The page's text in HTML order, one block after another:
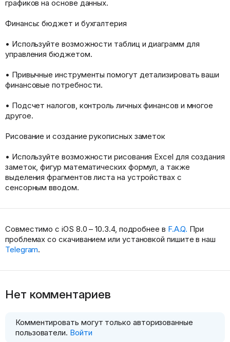
графиков на основе данных.
Финансы: бюджет и бухгалтерия
• Используйте возможности таблиц и диаграмм для
управления бюджетом.
• Привычные инструменты помогут детализировать ваши
финансовые потребности.
• Подсчет налогов, контроль личных финансов и многое
другое.
Рисование и создание рукописных заметок
• Используйте возможности рисования Excel для создания
заметок, фигур математических формул, а также
выделения фрагментов листа на устройствах с
сенсорным вводом.
Совместимо с iOS 8.0 – 10.3.4, подробнее в F.A.Q. При
проблемах со скачиванием или установкой пишите в наш
Telegram.
Нет комментариев
Комментировать могут только авторизованные
пользователи. Войти